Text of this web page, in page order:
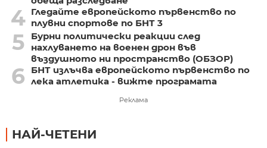
4 Гледайте европейското първенство по
плувни спортове по БНТ 3
5
Бурни политически реакции след
нахлуването на военен дрон във
въздушното ни пространство (ОБЗОР)
6
БНТ излъчва европейското първенство по
лека атлетика - вижте програмата
Реклама
НАЙ-ЧЕТЕНИ